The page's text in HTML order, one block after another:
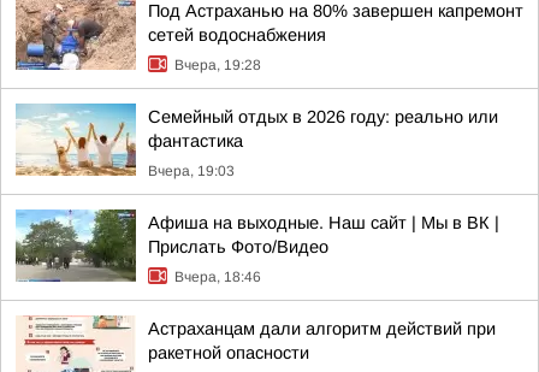
Под Астраханью на 80% завершен капремонт
сетей водоснабжения
Вчера, 19:28
Семейный отдых в 2026 году: реально или
фантастика
Вчера, 19:03
Афиша на выходные. Наш сайт | Мы в ВК |
Прислать Фото/Видео
Вчера, 18:46
Астраханцам дали алгоритм действий при
ракетной опасности